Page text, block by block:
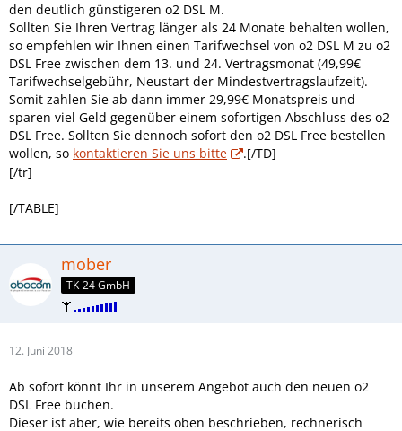
den deutlich günstigeren o2 DSL M.
Sollten Sie Ihren Vertrag länger als 24 Monate behalten wollen,
so empfehlen wir Ihnen einen Tarifwechsel von o2 DSL M zu o2
DSL Free zwischen dem 13. und 24. Vertragsmonat (49,99€
Tarifwechselgebühr, Neustart der Mindestvertragslaufzeit).
Somit zahlen Sie ab dann immer 29,99€ Monatspreis und
sparen viel Geld gegenüber einem sofortigen Abschluss des o2
DSL Free. Sollten Sie dennoch sofort den o2 DSL Free bestellen
wollen, so kontaktieren Sie uns bitte
.[/TD]
[/tr]
[/TABLE]
mober
TK-24 GmbH
12. Juni 2018
Ab sofort könnt Ihr in unserem Angebot auch den neuen o2
DSL Free buchen.
Dieser ist aber, wie bereits oben beschrieben, rechnerisch